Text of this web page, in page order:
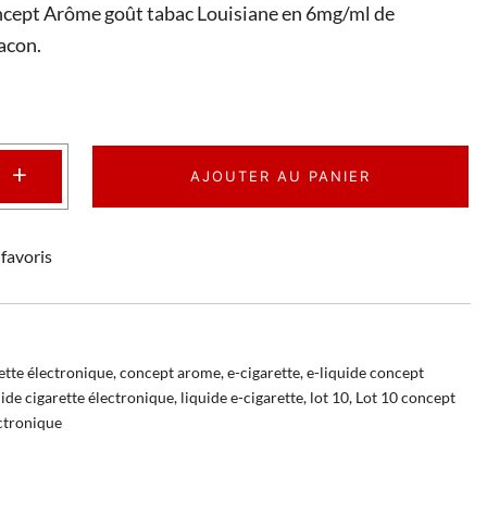
Arôme goût tabac Louisiane en 6mg/ml de
+ AJOUTER AU PANIER
électronique,concept arome,e-cigarette,e-liquide concept
cigarette électronique, liquide e-cigarette, lot 10, Lot 10 concept